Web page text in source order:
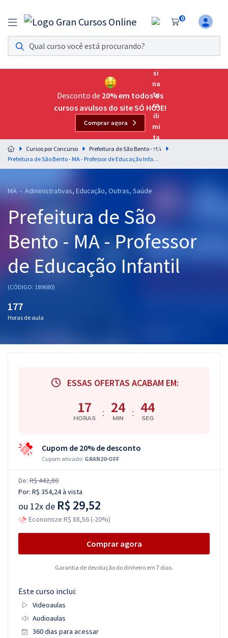
0
Assinatura Ilimitada 11
Acesso a todos os cursos. Teste grátis por 7 dias!
Assinatura OAB Até Passar
Acesso ilimitado a toda preparação para o Exame da
Residências Multiprofissionais
Preparação completa e intensiva para as principais
residências em saúde do Brasil
Cursos 20% OFF
Pós
Graduação
OAB
Mentorias
Desconto de 20% em todos os
cursos avulsos do site SÓ HOJE!
Comprar agora
Cursos por Concurso
Prefeitura de São Bento - MA
Prefeitura de São Bento - MA - Professor de Educação Infantil
MA - Administrativas, Educação, Outras, Saúde
Prefeitura de São
Bento - MA - Professor
de Educação Infantil
(CÓDIGO: 189680)
177
Horas de aula
ESSAS OFERTAS ACABAM EM:
17
HORAS : 24
MIN : 43
SEG
Cupom de 20% de desconto
Cupom ativado: GRAN20-OFF
De: R$ 442,80
Por: R$ 354,24à vista
ou 12x de R$ 29,52
Economize R$ 88,56 (-20%)
Comprar agora
Garantia de devolução do dinheiro em 7 dias.
Este curso inclui:
Videoaulas
Audioaulas
360 dias para acessar